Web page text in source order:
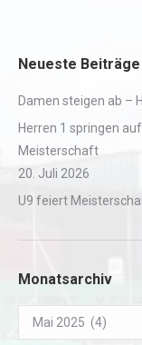
Neueste Beiträge
Damen steigen ab –
Herren 1 springen
Meisterschaft
20. Juli 2026
U9 feiert
Monatsarchiv
Monatsarchiv